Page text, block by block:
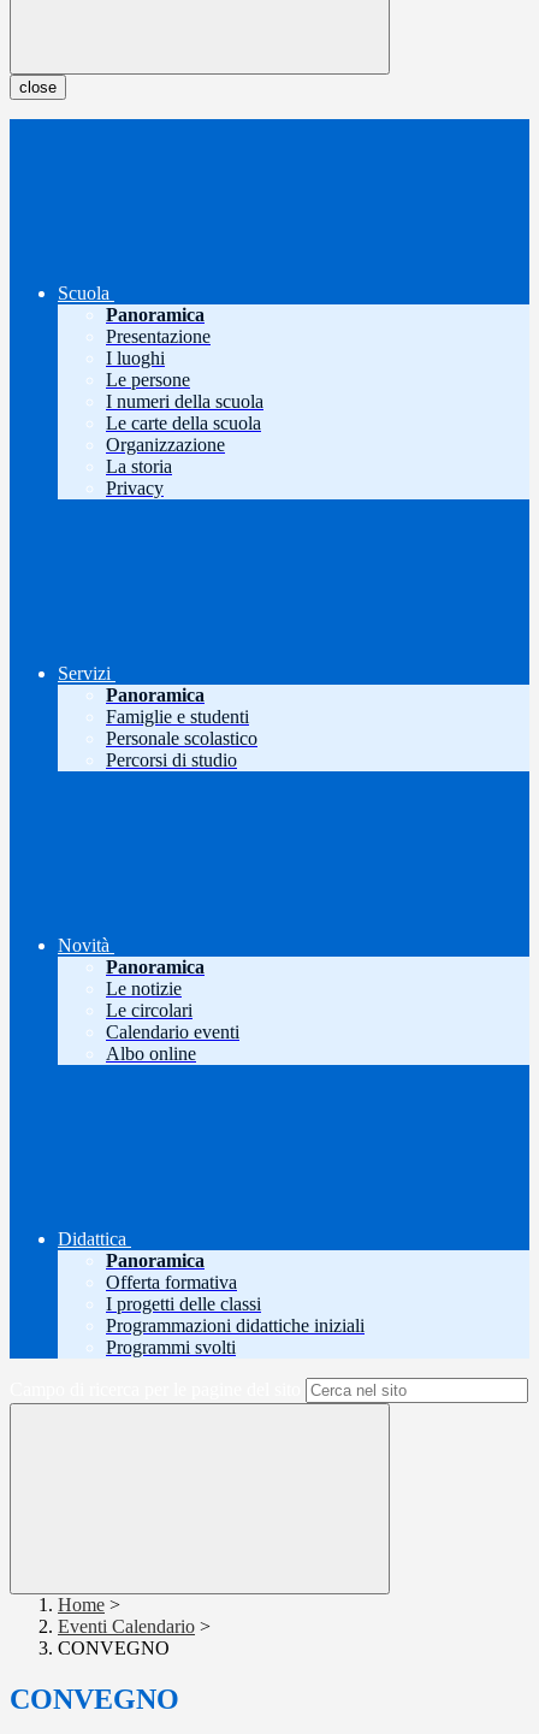
close
Scuola
Panoramica
Presentazione
I luoghi
Le persone
I numeri della scuola
Le carte della scuola
Organizzazione
La storia
Privacy
Servizi
Panoramica
Famiglie e studenti
Personale scolastico
Percorsi di studio
Novità
Panoramica
Le notizie
Le circolari
Calendario eventi
Albo online
Didattica
Panoramica
Offerta formativa
I progetti delle classi
Programmazioni didattiche iniziali
Programmi svolti
Home >
Eventi Calendario >
CONVEGNO
CONVEGNO